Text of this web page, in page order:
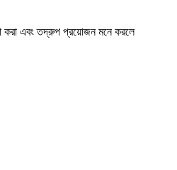
করা এবং তদ্রুপ প্রয়োজন মনে করলে